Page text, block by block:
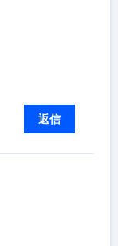
返信